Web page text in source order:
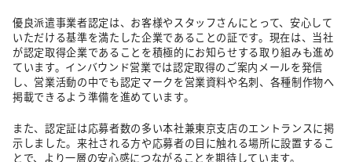
優良派遣事業者認定は、お客様やスタッフさんにとって、安心して
いただける基準を満たした企業であることの証です。現在は、当社
が認定取得企業であることを積極的にお知らせする取り組みも進め
ています。インバウンド営業では認定取得のご案内メールを発信
し、営業活動の中でも認定マークを営業資料や名刺、各種制作物へ
掲載できるよう準備を進めています。
また、認定証は応募者数の多い本社兼東京支店のエントランスに掲
示しました。来社される方や応募者の目に触れる場所に設置するこ
とで、より一層の安心感につながることを期待しています。